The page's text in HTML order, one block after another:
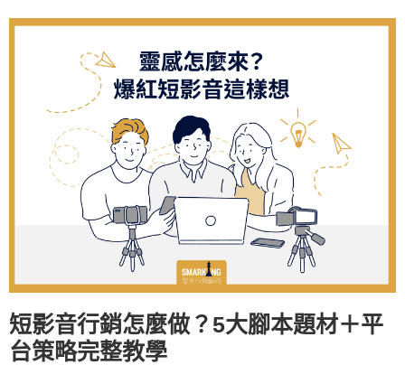
短影音行銷怎麼做？5大腳本題材＋平
台策略完整教學